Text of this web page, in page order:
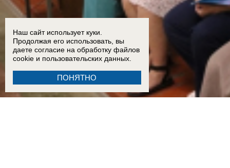
Наш сайт использует куки.
Продолжая его использовать, вы
даете согласие на обработку файлов
cookie и пользовательских данных.
ПОНЯТНО